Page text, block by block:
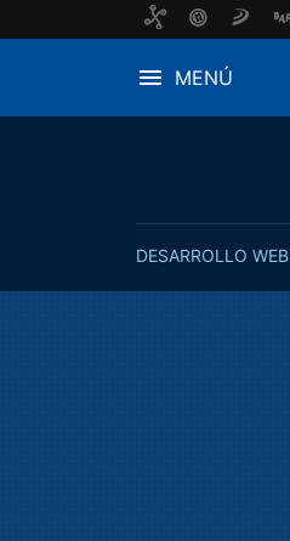
MENÚ
DESARROLLO WEB